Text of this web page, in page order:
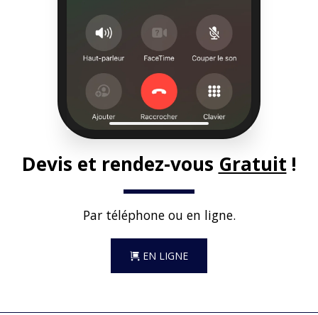
Devis et rendez-vous Gratuit !
Par téléphone ou en ligne​​​​.
EN LIGNE